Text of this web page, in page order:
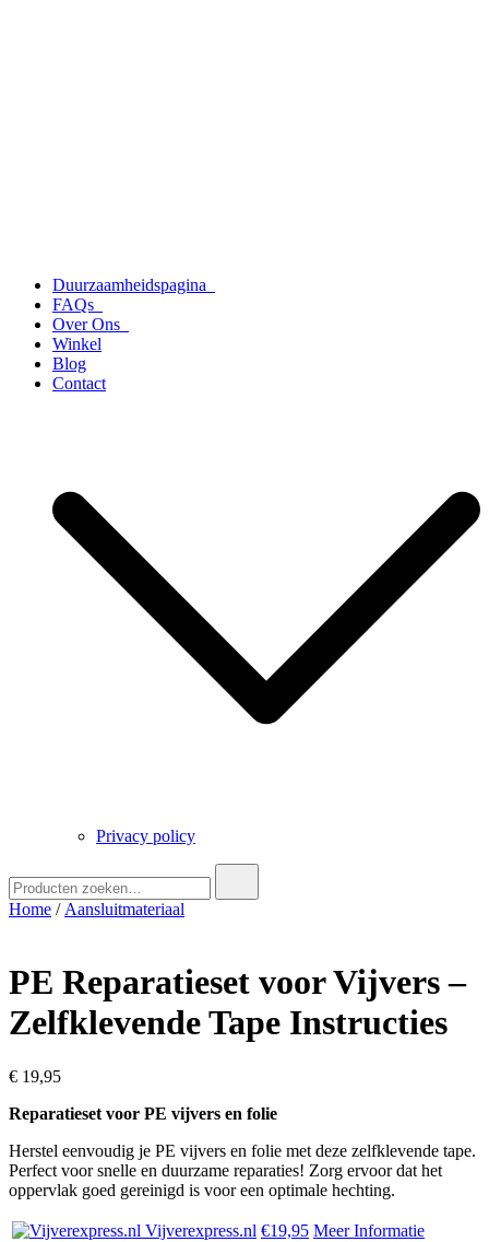
Duurzaamheidspagina
FAQs
Over Ons
Winkel
Blog
Contact
Privacy policy
naar:
Home / Aansluitmateriaal
PE Reparatieset voor Vijvers –
Zelfklevende Tape Instructies
€ 19,95
Reparatieset voor PE vijvers en folie
Herstel eenvoudig je PE vijvers en folie met deze zelfklevende tape.
Perfect voor snelle en duurzame reparaties! Zorg ervoor dat het
oppervlak goed gereinigd is voor een optimale hechting.
Vijverexpress.nl €19,95 Meer Informatie